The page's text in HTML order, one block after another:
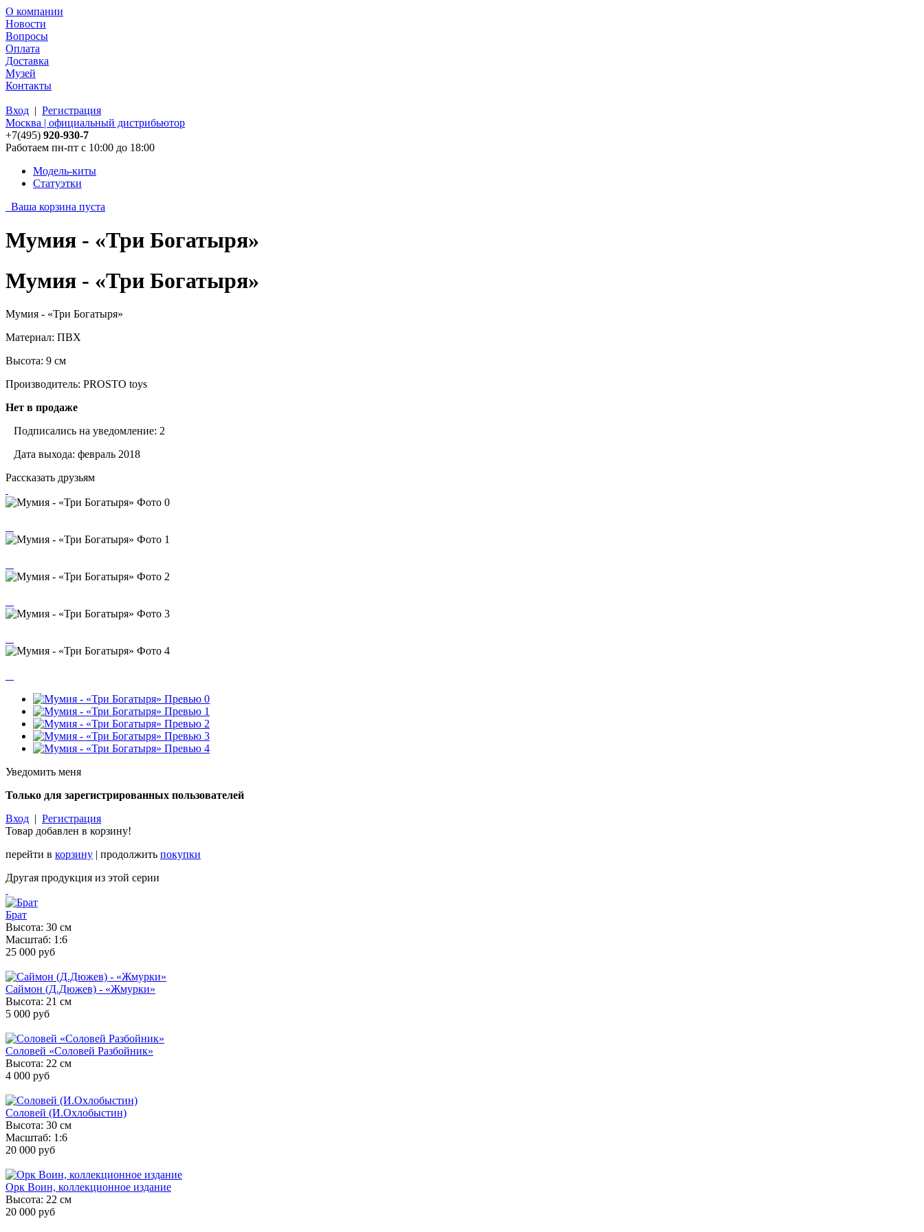
О компании
Новости
Вопросы
Оплата
Доставка
Музей
Контакты
Вход | Регистрация
Москва | официальный дистрибьютор
+7(495) 920-930-7
Работаем пн-пт с 10:00 до 18:00
Модель-киты
Статуэтки
Ваша корзина пуста
Мумия - «Три Богатыря»
Мумия - «Три Богатыря»
Мумия - «Три Богатыря»
Материал: ПВХ
Высота: 9 см
Производитель: PROSTO toys
Нет в продаже
Подписались на уведомление: 2
Дата выхода: февраль 2018
Рассказать друзьям
Уведомить меня
Только для зарегистрированных пользователей
Вход | Регистрация
Товар добавлен в корзину!
перейти в корзину | продолжить покупки
Другая продукция из этой серии
Брат
Высота: 30 см
Масштаб: 1:6
25 000 руб
Саймон (Д.Дюжев) - «Жмурки»
Высота: 21 см
5 000 руб
Соловей «Соловей Разбойник»
Высота: 22 см
4 000 руб
Соловей (И.Охлобыстин)
Высота: 30 см
Масштаб: 1:6
20 000 руб
Орк Воин, коллекционное издание
Высота: 22 см
20 000 руб